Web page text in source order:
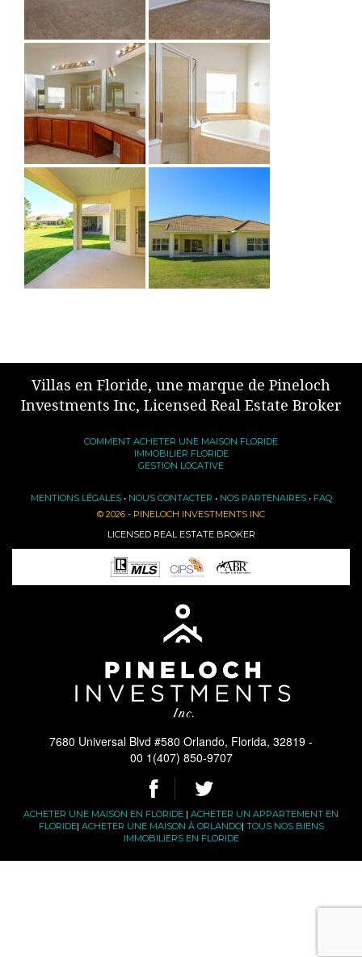
Villas en Floride, une marque de Pineloch
Investments Inc, Licensed Real Estate Broker
COMMENT ACHETER UNE MAISON FLORIDE
IMMOBILIER FLORIDE
GESTION LOCATIVE
MENTIONS LÉGALES• NOUS CONTACTER • NOS PARTENAIRES• FAQ
© 2026 - PINELOCH INVESTMENTS INC
LICENSED REAL ESTATE BROKER
7680 Universal Blvd #580 Orlando, Florida, 32819 -
00 1(407) 850-9707
ACHETER UNE MAISON EN FLORIDE | ACHETER UN APPARTEMENT EN
FLORIDE| ACHETER UNE MAISON À ORLANDO| TOUS NOS BIENS
IMMOBILIERS EN FLORIDE